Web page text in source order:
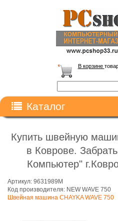
В корзине
Каталог
Купить швейную
в Коврове.
Компьютер"
Артикул: 9631989M
Код производителя: NEW WAVE 750
Швейная машина CHAYKA WAVE 750